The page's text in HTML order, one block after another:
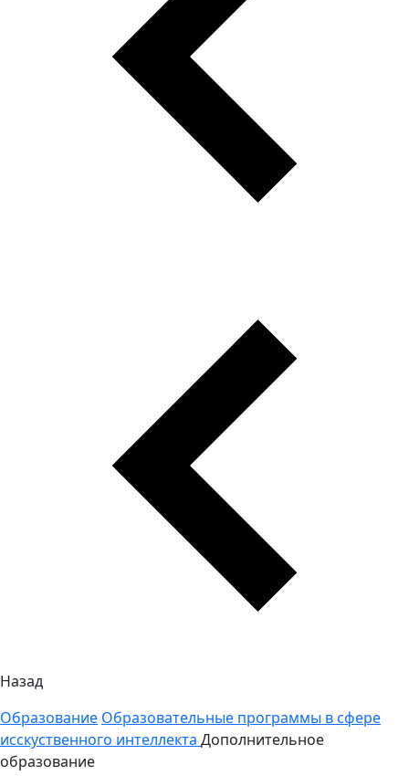
Назад
Образование Образовательные программы в сфере
исскуственного интеллекта Дополнительное
образование